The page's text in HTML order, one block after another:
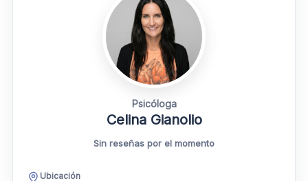
Psicóloga
Celina Gianolio
Sin reseñas por el momento
Ubicación